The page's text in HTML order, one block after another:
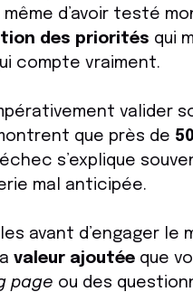
d’avoir testé
des priorités qui
compte vraiment.
valider
que près de
s’explique
mal anticipée.
avant d’engager le
valeur ajoutée que
page ou des